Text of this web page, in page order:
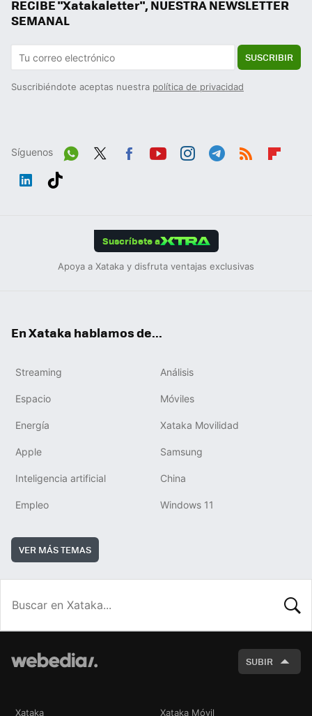
RECIBE "Xatakaletter", NUESTRA NEWSLETTER
SEMANAL
SUSCRIBIR
Suscribiéndote aceptas nuestra política de privacidad
Síguenos
Wh
Suscríbete a
Apoya a Xataka y disfruta ventajas exclusivas
En Xataka hablamos de...
Streaming Análisis
Espacio Móviles
Energía Xataka Movilidad
Apple Samsung
Inteligencia artificial China
Empleo Windows 11
VER MÁS TEMAS
SUBIR
Xataka Xataka Móvil